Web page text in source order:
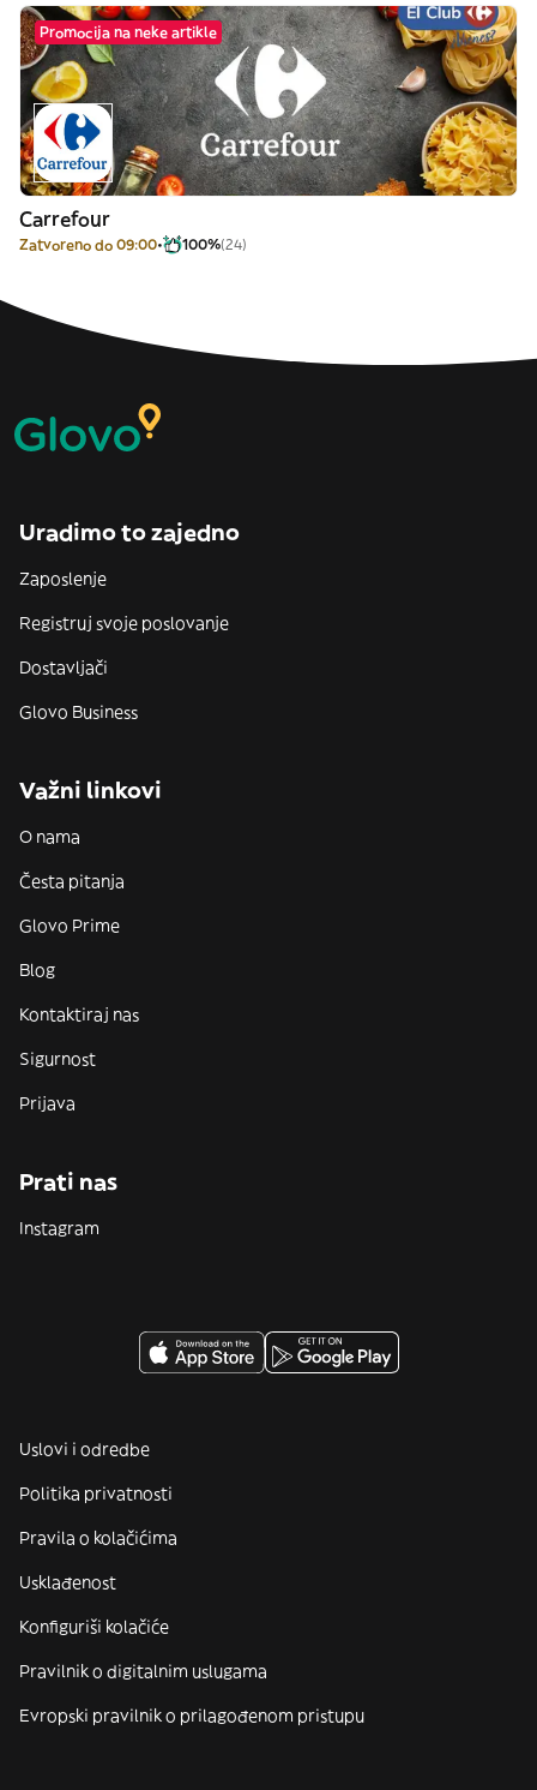
Promocija na neke artikle
Carrefour
Zatvoreno do 09:00 100%(24)
Uradimo to zajedno
Zaposlenje
Registruj svoje poslovanje
Dostavljači
Glovo Business
Važni linkovi
O nama
Česta pitanja
Glovo Prime
Blog
Kontaktiraj nas
Sigurnost
Prijava
Prati nas
Instagram
Uslovi i odredbe
Politika privatnosti
Pravila o kolačićima
Usklađenost
Konfiguriši kolačiće
Pravilnik o digitalnim uslugama
Evropski pravilnik o prilagođenom pristupu